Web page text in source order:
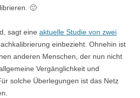
🙂
sagt eine aktuelle Studie von zwei
einbezieht. Ohnehin ist
anderen Menschen, der nun nicht
Vergänglichkeit und
solche Überlegungen ist das Netz